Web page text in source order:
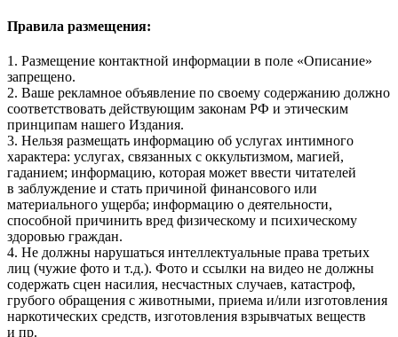
Правила размещения:
1. Размещение контактной информации в поле «Описание»
запрещено.
2. Ваше рекламное объявление по своему содержанию должно
соответствовать действующим законам РФ и этическим
принципам нашего Издания.
3. Нельзя размещать информацию об услугах интимного
характера: услугах, связанных с оккультизмом, магией,
гаданием; информацию, которая может ввести читателей
в заблуждение и стать причиной финансового или
материального ущерба; информацию о деятельности,
способной причинить вред физическому и психическому
здоровью граждан.
4. Не должны нарушаться интеллектуальные права третьих
лиц (чужие фото и т.д.). Фото и ссылки на видео не должны
содержать сцен насилия, несчастных случаев, катастроф,
грубого обращения с животными, приема и/или изготовления
наркотических средств, изготовления взрывчатых веществ
и пр.